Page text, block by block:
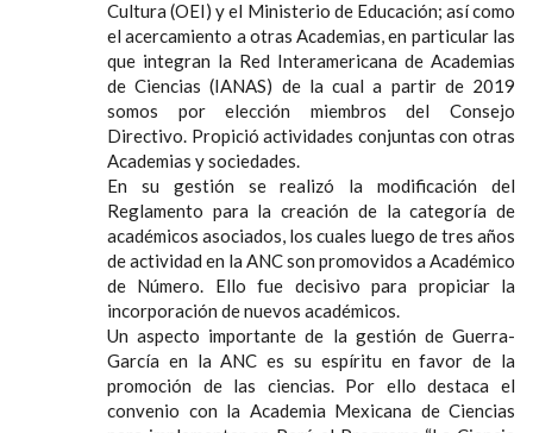
Cultura (OEI) y el Ministerio de Educación; así como
el acercamiento a otras Academias, en particular las
que integran la Red Interamericana de Academias
de Ciencias (IANAS) de la cual a partir de 2019
somos por elección miembros del Consejo
Directivo. Propició actividades conjuntas con otras
Academias y sociedades.
En su gestión se realizó la modificación del
Reglamento para la creación de la categoría de
académicos asociados, los cuales luego de tres años
de actividad en la ANC son promovidos a Académico
de Número. Ello fue decisivo para propiciar la
incorporación de nuevos académicos.
Un aspecto importante de la gestión de Guerra-
García en la ANC es su espíritu en favor de la
promoción de las ciencias. Por ello destaca el
convenio con la Academia Mexicana de Ciencias